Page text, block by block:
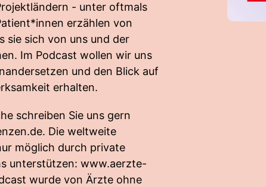
- unter oftmals
erzählen von
sie sich von uns und der
Im Podcast wollen wir uns
und den Blick auf
erhalten.
schreiben Sie uns gern
. Die weltweite
möglich durch private
unterstützen: www.aerzte-
wurde von Ärzte ohne